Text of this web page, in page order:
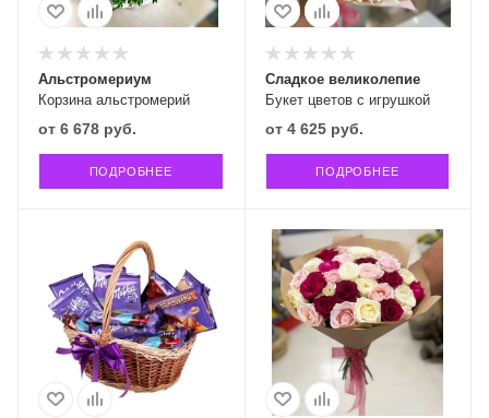
Корзина альстромерий
Альстромериум
от 6 678 руб.
ПОДРОБНЕЕ
Букет цветов с игрушкой
Сладкое великолепие
от 4 625 руб.
ПОДРОБНЕЕ